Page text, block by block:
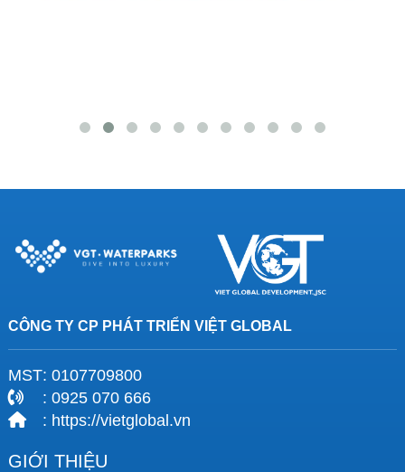
CÔNG TY CP PHÁT TRIỂN VIỆT GLOBAL
MST: 0107709800
: 0925 070 666
: https://vietglobal.vn
GIỚI THIỆU